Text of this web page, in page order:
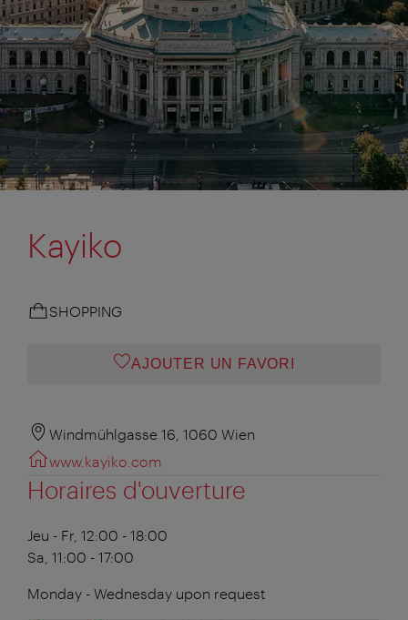
Kayiko
SHOPPING
AJOUTER UN FAVORI
Windmühlgasse 16, 1060 Wien
www.kayiko.com
Horaires d'ouverture
Jeu - Fr, 12:00 - 18:00
Sa, 11:00 - 17:00
Monday - Wednesday upon request